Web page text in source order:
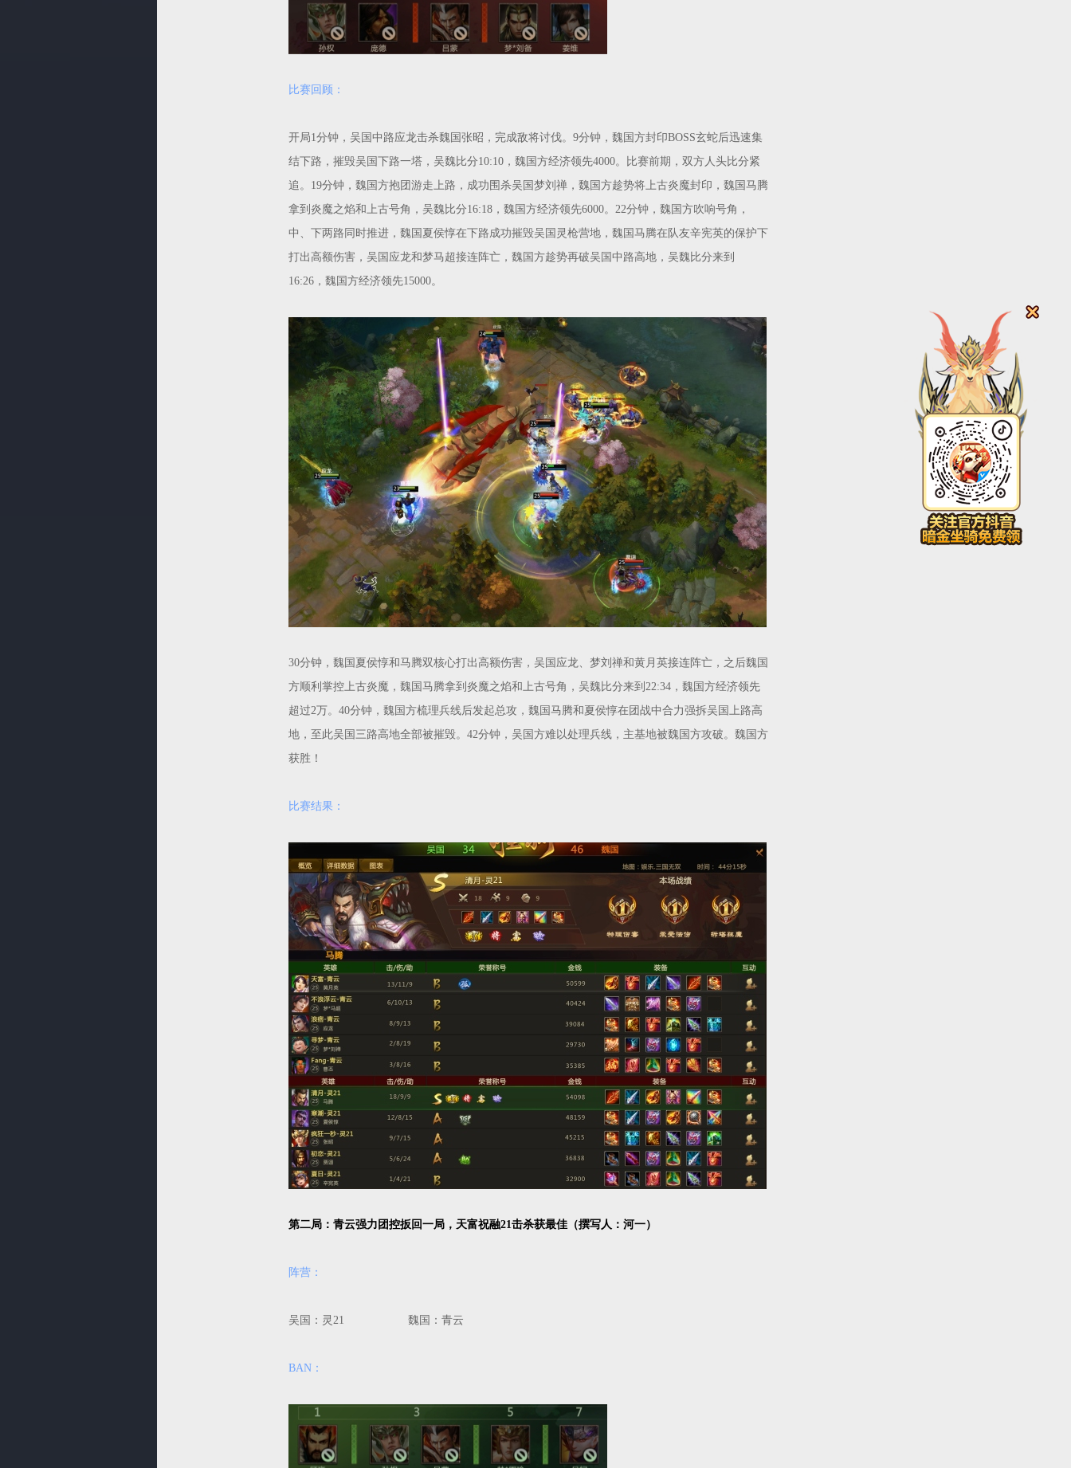
比赛回顾：
开局1分钟，吴国中路应龙击杀魏国张昭，完成敌将讨伐。9分钟，魏国方封印BOSS玄蛇后迅速集
结下路，摧毁吴国下路一塔，吴魏比分10:10，魏国方经济领先4000。比赛前期，双方人头比分紧
追。19分钟，魏国方抱团游走上路，成功围杀吴国梦刘禅，魏国方趁势将上古炎魔封印，魏国马腾
拿到炎魔之焰和上古号角，吴魏比分16:18，魏国方经济领先6000。22分钟，魏国方吹响号角，
中、下两路同时推进，魏国夏侯惇在下路成功摧毁吴国灵枪营地，魏国马腾在队友辛宪英的保护下
打出高额伤害，吴国应龙和梦马超接连阵亡，魏国方趁势再破吴国中路高地，吴魏比分来到
16:26，魏国方经济领先15000。
30分钟，魏国夏侯惇和马腾双核心打出高额伤害，吴国应龙、梦刘禅和黄月英接连阵亡，之后魏国
方顺利掌控上古炎魔，魏国马腾拿到炎魔之焰和上古号角，吴魏比分来到22:34，魏国方经济领先
超过2万。40分钟，魏国方梳理兵线后发起总攻，魏国马腾和夏侯惇在团战中合力强拆吴国上路高
地，至此吴国三路高地全部被摧毁。42分钟，吴国方难以处理兵线，主基地被魏国方攻破。魏国方
获胜！
比赛结果：
第二局：青云强力团控扳回一局，天富祝融21击杀获最佳（撰写人：河一）
阵营：
吴国：灵21 魏国：青云
BAN：